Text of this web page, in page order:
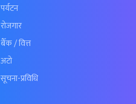
पर्यटन
रोजगार
बैँक / वित्त
अटो
सूचना-प्रविधि